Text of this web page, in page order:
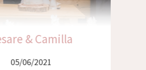
& Franziska
05/06/2021